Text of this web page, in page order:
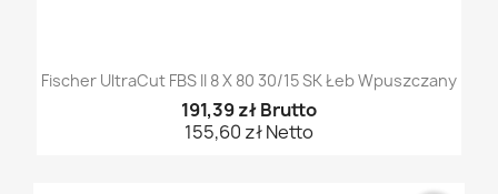
Fischer UltraCut FBS II 8 X 80 30/15 SK Łeb Wpuszczany
191,39 zł Brutto
155,60 zł Netto